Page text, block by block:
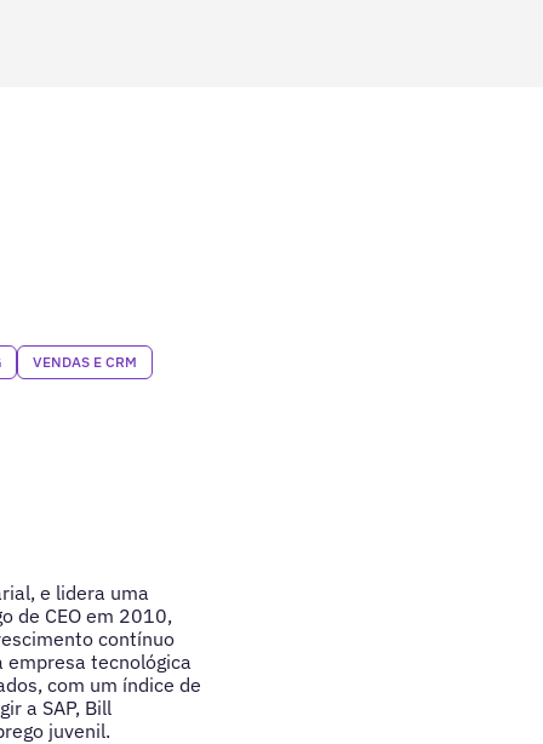
VENDAS E CRM
e lidera uma
de CEO em 2010,
contínuo
tecnológica
com um índice de
a SAP, Bill
juvenil.